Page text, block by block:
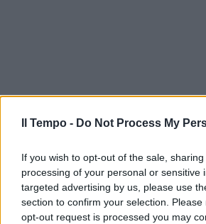
Il Tempo - Do Not Process My
If you wish to opt-out of the sale,
processing of your personal or sensitive
targeted advertising by us, please use
section to confirm your selection.
opt-out request is processed you may